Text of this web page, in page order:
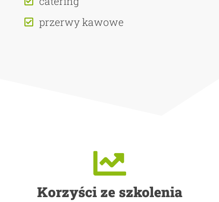
przerwy kawowe
Korzyści ze szkolenia